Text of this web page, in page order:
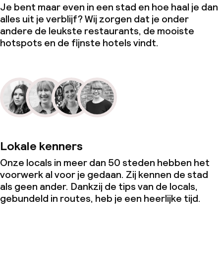
Je bent maar even in een stad en hoe haal je dan
alles uit je verblijf? Wij zorgen dat je onder
andere de leukste restaurants, de mooiste
hotspots en de fijnste hotels vindt.
Lokale kenners
Onze locals in meer dan 50 steden hebben het
voorwerk al voor je gedaan. Zij kennen de stad
als geen ander. Dankzij de tips van de locals,
gebundeld in routes, heb je een heerlijke tijd.